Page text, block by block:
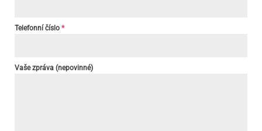
Telefonní číslo *
Vaše zpráva (nepovinné)